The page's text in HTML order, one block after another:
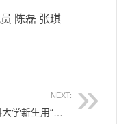
陈磊 张琪
NEXT: